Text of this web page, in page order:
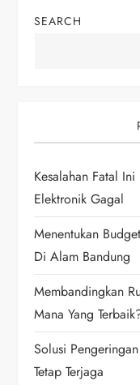
n
i
g
a
t
i
o
n
SEARCH
Kesalahan Fatal
Elektronik Gagal
Menentukan
Di Alam Bandung
Membandingkan
Mana Yang
Solusi
Tetap Terjaga